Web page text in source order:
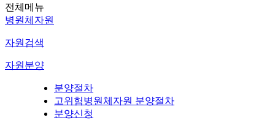
전체메뉴
병원체자원
자원검색
자원분양
분양절차
고위험병원체자원 분양절차
분양신청